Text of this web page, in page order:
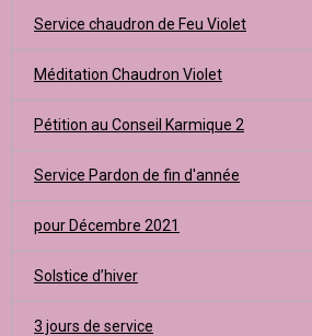
Service chaudron de Feu Violet
Méditation Chaudron Violet
Pétition au Conseil Karmique 2
Service Pardon de fin d'année
pour Décembre 2021
Solstice d’hiver
3 jours de service